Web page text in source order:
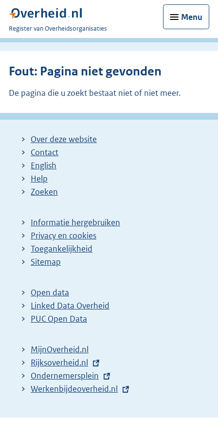
Menu
U
bent
Register van Overheidsorganisaties
Fout: Pagina niet gevonden
De pagina die u zoekt bestaat niet of niet meer.
Over deze website
Contact
English
Help
Zoeken
Informatie hergebruiken
Privacy en cookies
Toegankelijkheid
Sitemap
Open data
Linked Data Overheid
PUC Open Data
MijnOverheid.nl
E
x
t
r
Rijksoverheid.nl
E
x
e
Ondernemersplein
E
t
Werkenbijdeoverheid.nl